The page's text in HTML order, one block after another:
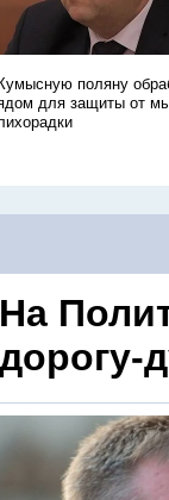
Кумысную поляну
для защиты от
На
дорогу-